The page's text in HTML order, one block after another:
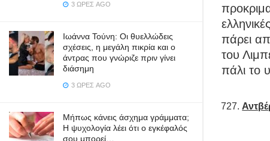
3 ΏΡΕΣ AGO
Ιωάννα Τούνη: Οι θυελλώδεις
σχέσεις, η μεγάλη πικρία και ο
άντρας που γνώριζε πριν γίνει
διάσημη
3 ΏΡΕΣ AGO
Μήπως κάνεις άσχημα γράμματα;
Η ψυχολογία λέει ότι ο εγκέφαλός
σου μπορεί…
πάρει
του
πάλι το